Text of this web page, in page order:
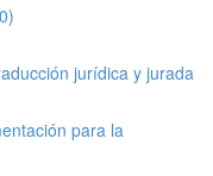
jurídica y jurada
para la